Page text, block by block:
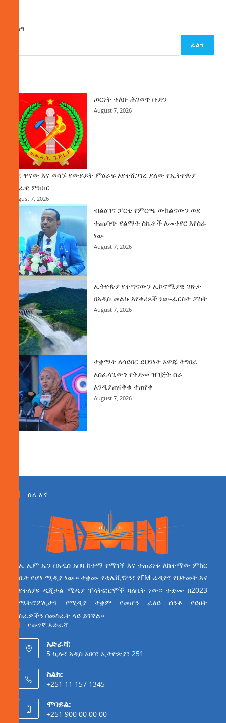
ፈልግ
ፈልግ
ጦርነት ቀለቡ ሕገወጥ ቡድን
August 7, 2026
ወደ ዋናው እና ወሳኙ የውይይት ምዕራፍ እየተሸጋገረ ያለው የኢትዮጵያ
ሀገራዊ ምክክር
August 7, 2026
ብልፅግና ፓርቲ የምርጫ ውክልናውን ወደ
ተጨባጭ የልማት ስኬቶች ለመቀየር እየሰራ
ነው
August 7, 2026
ኢትዮጵያ የቀጣናውን ኢኮኖሚያዊ ገጽታ
በአዲስ መልኩ እየቀረጸች ነው-ፈርስት ፖስት
August 7, 2026
ተቋማት ለሳይበር ደህንነት አዋጁ ትግበራ
አስፈላጊውን የቅድመ ዝግጅት ስራ
እንዲያጠናቅቁ ተጠየቀ
August 7, 2026
ስለ እኛ
ኤ ኤም ኤን በአዲስ አበባ ከተማ የማገኝ እና ተጠሪነቱ ለከተማው ምክር
ቤት የሆነ ሚዲያ ነው። ተቋሙ የቴሌቪዥን፣ የFM ሬዲዮ፣ የህትመት እና
የተለያዩ ዲጂታል ሚዲያ ፕላትፎርሞች ባለቤት ነው። ተቋሙ በ2023
ሜትሮፖሊታን የሚዲያ ተቋም የመሆን ራዕይ ሰንቆ የይዘት
ስራዎችን በመስራት ላይ ይገኛል።
የመገኛ አድራሻ
አድራሻ:
5 ኪሎ፣ አዲስ አበባ፣ ኢትዮጵያ፣ 251
ስልክ:
+251 11 157 1345
ሞባይል:
+251 900 00 00 00